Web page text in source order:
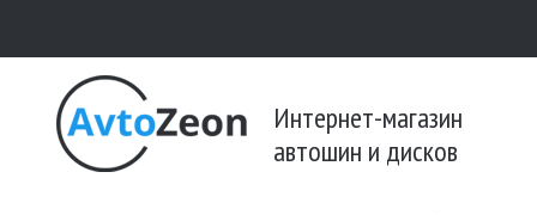
Интернет-магазин
автошин и дисков